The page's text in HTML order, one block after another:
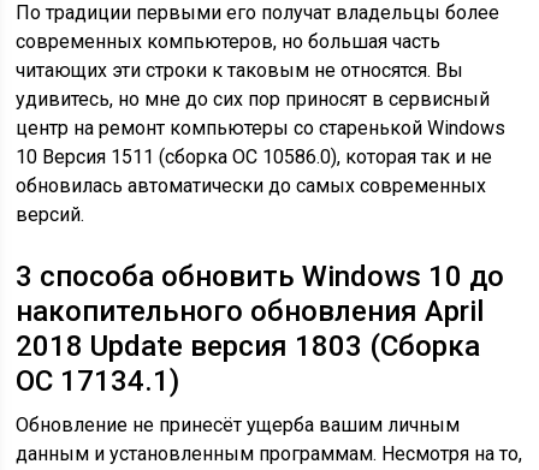
По традиции первыми его получат владельцы более
современных компьютеров, но большая часть
читающих эти строки к таковым не относятся. Вы
удивитесь, но мне до сих пор приносят в сервисный
центр на ремонт компьютеры со старенькойWindows
10 Версия 1511 (сборка ОС 10586.0), которая так и не
обновилась автоматически до самых современных
версий.
3 способа обновить Windows 10 до
накопительного обновления April
2018 Update версия 1803 (Сборка
ОС 17134.1)
Обновление не принесёт ущерба вашим личным
данным и установленным программам. Несмотря на то,